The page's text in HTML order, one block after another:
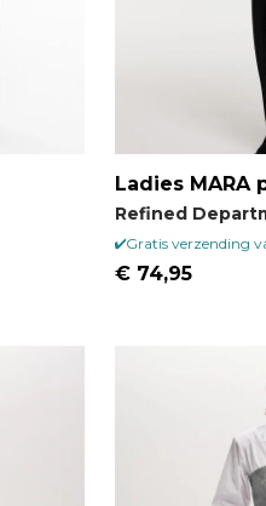
Ladies MARA
Refined
Gratis verzending
€ 74,95